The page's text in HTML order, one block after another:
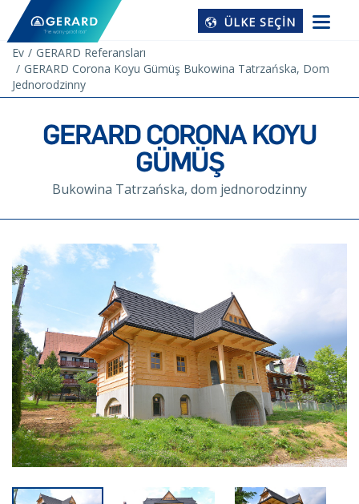
ÜLKE SEÇIN
Ev
GERARD Referansları
GERARD Corona Koyu Gümüş Bukowina Tatrzańska, Dom
Jednorodzinny
GERARD CORONA KOYU
GÜMÜŞ
Bukowina Tatrzańska, dom jednorodzinny